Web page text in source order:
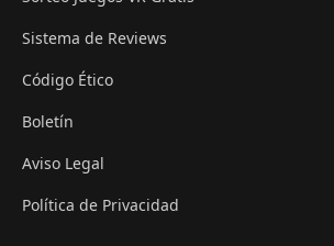
Sistema de Reviews
Código Ético
Boletín
Aviso Legal
Política de Privacidad